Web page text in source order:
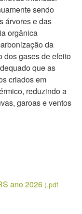
sendo
árvores e das
orgânica
da
dos gases de efeito
que as
criados em
reduzindo a
garoas e ventos
ano 2026 (.pdf